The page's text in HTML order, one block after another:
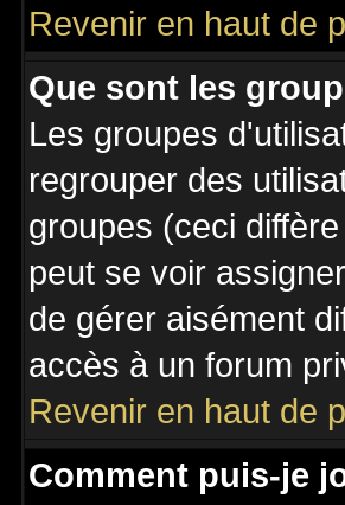
Revenir en haut de
Que sont les
Les groupes
regrouper des
groupes (ceci
peut se voir
de gérer aisément
accès à un forum
Revenir en haut de
Comment puis-je